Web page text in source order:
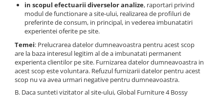
in scopul efectuarii diverselor analize, raportari privind
modul de functionare a site-ului, realizarea de profiluri de
preferinte de consum, in principal, in vederea imbunatatiri
experientei oferite pe site.
Temei: Prelucrarea datelor dumneavoastra pentru acest scop
are la baza interesul legitim al de a imbunatati permanent
experienta clientilor pe site. Furnizarea datelor dumneavoastra in
acest scop este voluntara. Refuzul furnizarii datelor pentru acest
scop nu va avea urmari negative pentru dumneavoastra.
B. Daca sunteti vizitator al site-ului, Global Furniture 4 Bossy